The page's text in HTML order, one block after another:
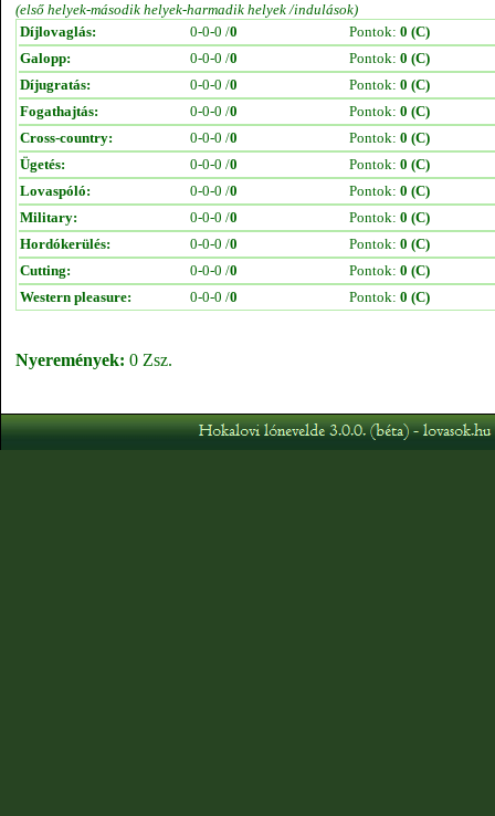
(első helyek-második helyek-harmadik helyek /indulások)
Díjlovaglás:
0-0-0 /0 Pontok: 0 (C)
Galopp:
0-0-0 /0 Pontok: 0 (C)
Díjugratás:
0-0-0 /0 Pontok: 0 (C)
Fogathajtás:
0-0-0 /0 Pontok: 0 (C)
Cross-country:
0-0-0 /0 Pontok: 0 (C)
Ügetés:
0-0-0 /0 Pontok: 0 (C)
Lovaspóló:
0-0-0 /0 Pontok: 0 (C)
Military:
0-0-0 /0 Pontok: 0 (C)
Hordókerülés:
0-0-0 /0 Pontok: 0 (C)
Cutting:
0-0-0 /0 Pontok: 0 (C)
Western pleasure:
0-0-0 /0 Pontok: 0 (C)
Nyeremények: 0 Zsz.